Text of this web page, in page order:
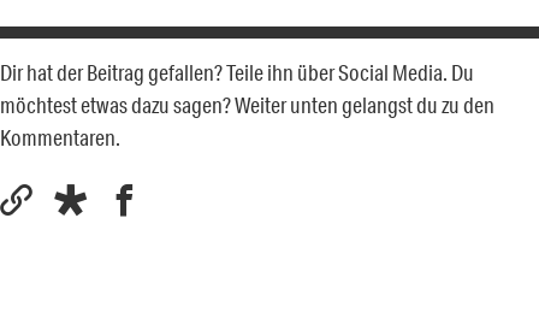
Dir hat der Beitrag gefallen? Teile ihn über Social Media. Du
möchtest etwas dazu sagen? Weiter unten gelangst du zu den
Kommentaren.